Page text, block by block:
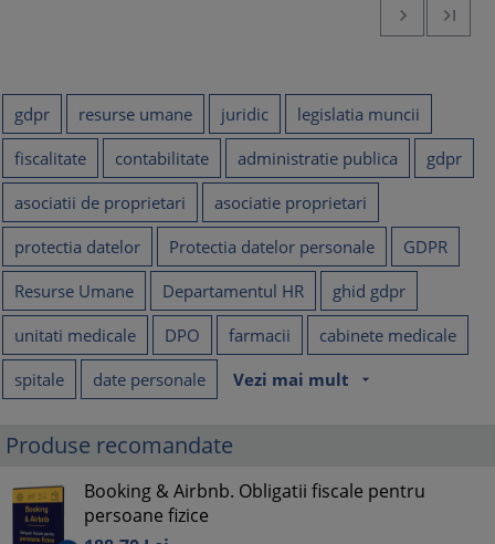


gdpr resurse umane juridic
legislatia muncii
fiscalitate
contabilitate administratie publica
gdpr
asociatii de proprietari
asociatie proprietari
protectia datelor
Protectia datelor personale
GDPR
Resurse Umane
Departamentul HR
ghid gdpr
unitati medicale
DPO farmacii
cabinete medicale
spitale
date personale Vezi mai mult arrow_drop_down
Produse recomandate
Booking & Airbnb. Obligatii fiscale pentru
persoane fizice